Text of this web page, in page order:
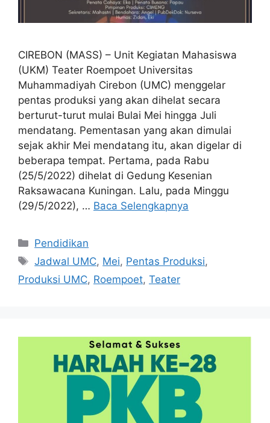
CIREBON (MASS) – Unit Kegiatan Mahasiswa
(UKM) Teater Roempoet Universitas
Muhammadiyah Cirebon (UMC) menggelar
pentas produksi yang akan dihelat secara
berturut-turut mulai Bulai Mei hingga Juli
mendatang. Pementasan yang akan dimulai
sejak akhir Mei mendatang itu, akan digelar di
beberapa tempat. Pertama, pada Rabu
(25/5/2022) dihelat di Gedung Kesenian
Raksawacana Kuningan. Lalu, pada Minggu
(29/5/2022), … Baca Selengkapnya
Kategori
Pendidikan
Tag
Jadwal UMC, Mei, Pentas Produksi,
Produksi UMC, Roempoet, Teater